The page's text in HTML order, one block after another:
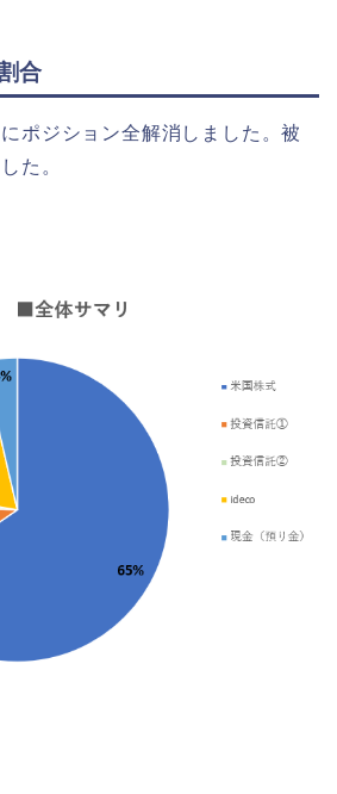
合
ポジション全解消しました。被
た。